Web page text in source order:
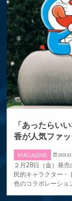
「あったらい
香が人気ファッ
MAGAZINE
２月28日（金）発
民的キャラクター・
色のコラボレーショ